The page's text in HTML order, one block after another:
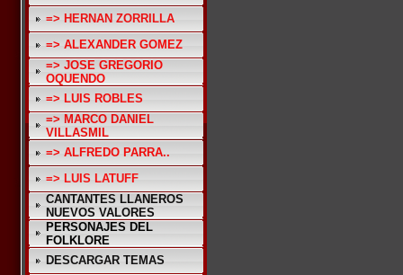
=> HERNAN ZORRILLA
=> ALEXANDER GOMEZ
=> JOSE GREGORIO
OQUENDO
=> LUIS ROBLES
=> MARCO DANIEL
VILLASMIL
=> ALFREDO PARRA..
=> LUIS LATUFF
CANTANTES LLANEROS
NUEVOS VALORES
PERSONAJES DEL
FOLKLORE
DESCARGAR TEMAS